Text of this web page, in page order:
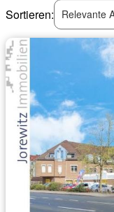
Sortieren:
Relevante